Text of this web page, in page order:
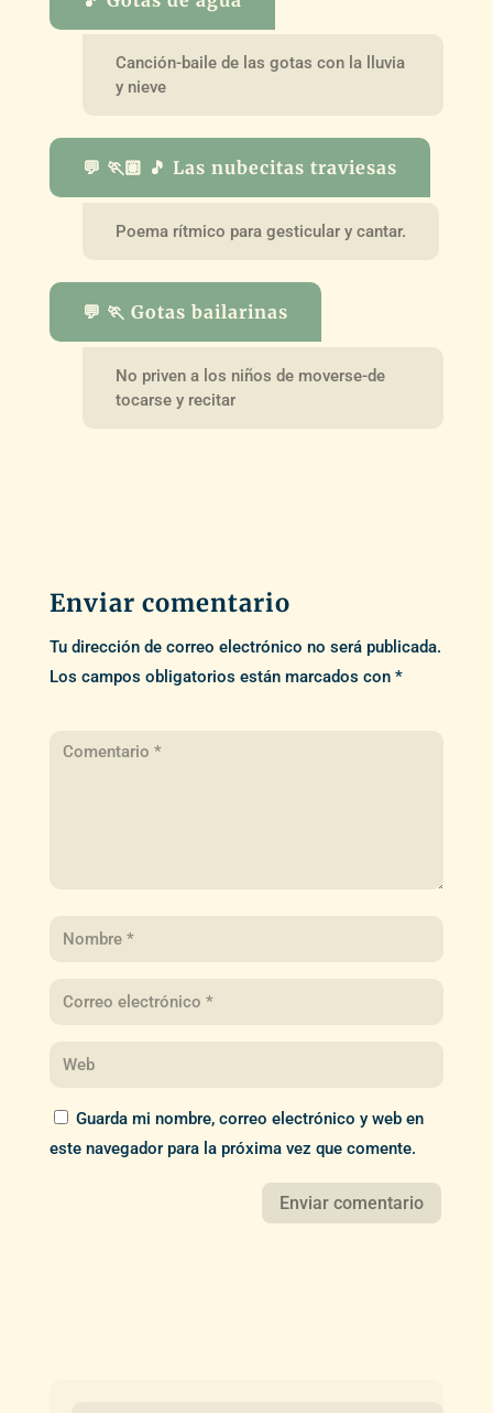
Canción-baile de las gotas con la lluvia
y nieve
💬 🏃🏽 🎵 Las nubecitas traviesas
Poema rítmico para gesticular y cantar.
💬 🏃 Gotas bailarinas
No priven a los niños de moverse-de
tocarse y recitar
Enviar comentario
Tu dirección de correo electrónico no será publicada.
Los campos obligatorios están marcados con *
Guarda mi nombre, correo electrónico y web en
este navegador para la próxima vez que comente.